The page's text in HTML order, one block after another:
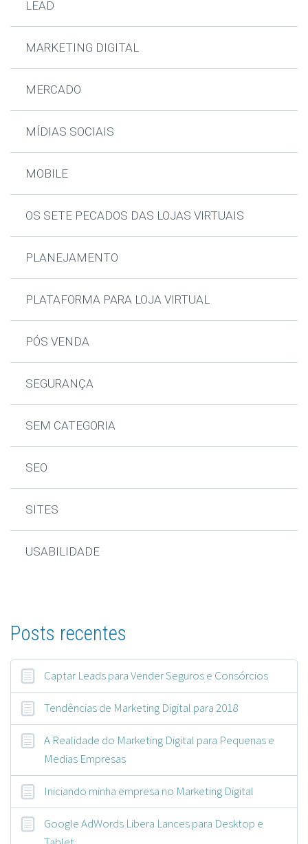
LEAD
MARKETING DIGITAL
MERCADO
MÍDIAS SOCIAIS
MOBILE
OS SETE PECADOS DAS LOJAS VIRTUAIS
PLANEJAMENTO
PLATAFORMA PARA LOJA VIRTUAL
PÓS VENDA
SEGURANÇA
SEM CATEGORIA
SEO
SITES
USABILIDADE
Posts recentes
Captar Leads para Vender Seguros e Consórcios
Tendências de Marketing Digital para 2018
A Realidade do Marketing Digital para Pequenas e
Medias Empresas
Iniciando minha empresa no Marketing Digital
Google AdWords Libera Lances para Desktop e